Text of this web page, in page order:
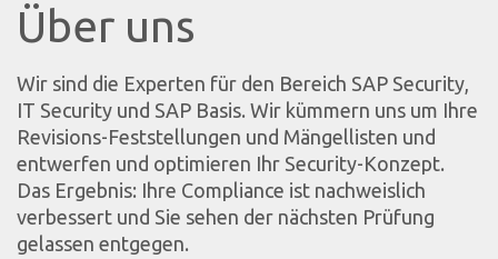
Über uns
Wir sind die Experten für den Bereich SAP Security,
IT Security und SAP Basis. Wir kümmern uns um Ihre
Revisions-Feststellungen und Mängellisten und
entwerfen und optimieren Ihr Security-Konzept.
Das Ergebnis: Ihre Compliance ist nachweislich
verbessert und Sie sehen der nächsten Prüfung
gelassen entgegen.